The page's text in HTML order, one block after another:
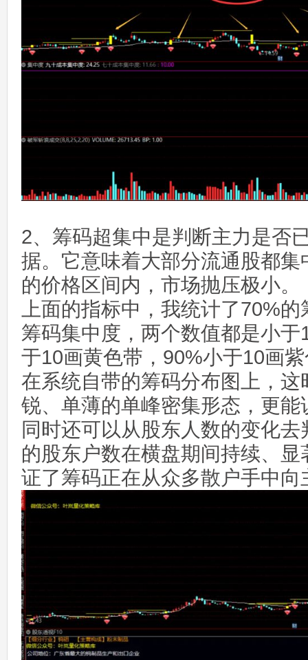
2、筹码超集中是判断主力是否
据。它意味着大部分流通股都
的价格区间内，市场抛压极小。
上面的指标中，我统计了70%
筹码集中度，两个数值都是小
于10画黄色带，90%小于10画
在系统自带的筹码分布图上，
锐、单薄的单峰密集形态，更能
同时还可以从股东人数的变化
的股东户数在横盘期间持续、
证了筹码正在从众多散户手中向